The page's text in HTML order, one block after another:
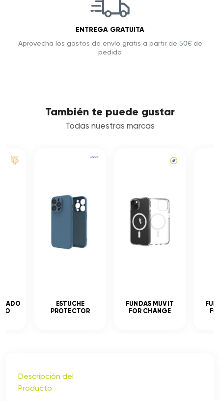
ENTREGA GRATUITA
Aprovecha los gastos de envío gratis a partir de 50€ de
pedido
También te puede gustar
Todas nuestras marcas
ESTUCHE
PROTECTOR
FUNDAS MUVIT
FOR CHANGE
Descripción del
Producto